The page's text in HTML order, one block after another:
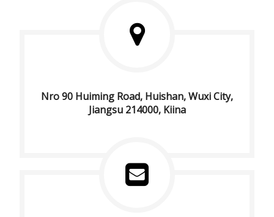
Nro 90 Huiming Road, Huishan, Wuxi City,
Jiangsu 214000, Kiina